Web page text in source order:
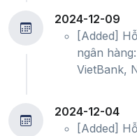
2024-12-09
[Added]
ngân
VietBank,
2024-12-04
[Added]